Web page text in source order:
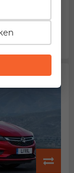
Preis
24%
niedriger